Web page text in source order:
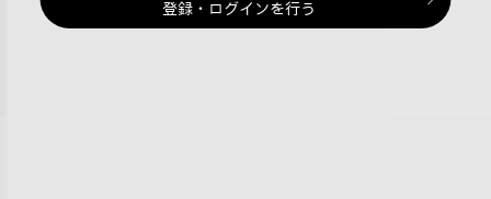
登録・ログインを行う